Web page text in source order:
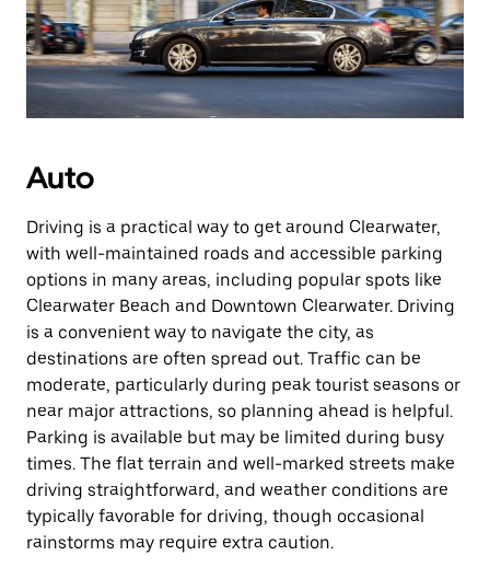
Auto
Driving is a practical way to get around Clearwater,
with well-maintained roads and accessible parking
options in many areas, including popular spots like
Clearwater Beach and Downtown Clearwater. Driving
is a convenient way to navigate the city, as
destinations are often spread out. Traffic can be
moderate, particularly during peak tourist seasons or
near major attractions, so planning ahead is helpful.
Parking is available but may be limited during busy
times. The flat terrain and well-marked streets make
driving straightforward, and weather conditions are
typically favorable for driving, though occasional
rainstorms may require extra caution.